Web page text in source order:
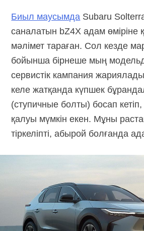
Биыл маусымда Subaru
саналатын bZ4X адам өміріне
мәлімет тараған. Сол кезде
бойынша бірнеше мың
сервистік кампания
келе жатқанда күпшек
(ступичные болты) босап кетіп,
қалуы мүмкін екен. Мұны
тіркеліпті, абырой болғанда